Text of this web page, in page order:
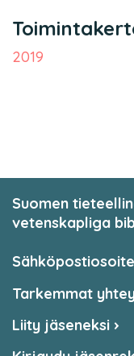
2019
Suomen
vetenskapliga
Tarkemmat
Liity jäseneksi